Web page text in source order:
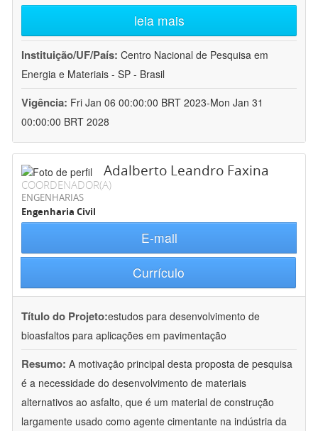
leia mais
Instituição/UF/País: Centro Nacional de Pesquisa em
Energia e Materiais - SP - Brasil
Vigência: Fri Jan 06 00:00:00 BRT 2023-Mon Jan 31
00:00:00 BRT 2028
Adalberto Leandro Faxina
COORDENADOR(A)
ENGENHARIAS
Engenharia Civil
E-mail
Currículo
Título do Projeto:estudos para desenvolvimento de
bioasfaltos para aplicações em pavimentação
Resumo: A motivação principal desta proposta de pesquisa
é a necessidade do desenvolvimento de materiais
alternativos ao asfalto, que é um material de construção
largamente usado como agente cimentante na indústria da